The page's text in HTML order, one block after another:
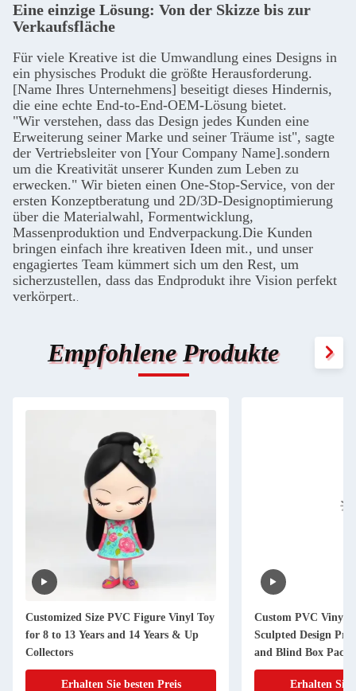
Eine einzige Lösung: Von der Skizze bis zur
Verkaufsfläche
Für viele Kreative ist die Umwandlung eines Designs in
ein physisches Produkt die größte Herausforderung.
[Name Ihres Unternehmens] beseitigt dieses Hindernis,
die eine echte End-to-End-OEM-Lösung bietet.
"Wir verstehen, dass das Design jedes Kunden eine
Erweiterung seiner Marke und seiner Träume ist", sagte
der Vertriebsleiter von [Your Company Name].sondern
um die Kreativität unserer Kunden zum Leben zu
erwecken." Wir bieten einen One-Stop-Service, von der
ersten Konzeptberatung und 2D/3D-Designoptimierung
über die Materialwahl, Formentwicklung,
Massenproduktion und Endverpackung.Die Kunden
bringen einfach ihre kreativen Ideen mit., und unser
engagiertes Team kümmert sich um den Rest, um
sicherzustellen, dass das Endprodukt ihre Vision perfekt
verkörpert..
Empfohlene Produkte
Customized Size PVC Figure Vinyl Toy
for 8 to 13 Years and 14 Years & Up
Collectors
Erhalten Sie besten Preis
Custom PVC Vinyl
Sculpted Design
and Blind Box
Erhalten Sie